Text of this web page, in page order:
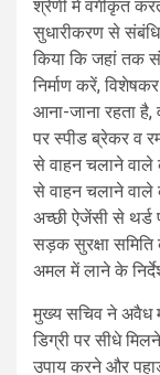
श्रेणी में वर्गीकृत
सुधारीकरण से
किया कि जहां तक
निर्माण करें,
आना-जाना रहता
पर स्पीड ब्रेकर व
से वाहन चलाने वाले
से वाहन चलाने वाले
अच्छी ऐजेंसी से थर्ड
सड़क सुरक्षा
अमल में लाने के
मुख्य सचिव ने अवैध
डिग्री पर सीधे
उपाय करने और